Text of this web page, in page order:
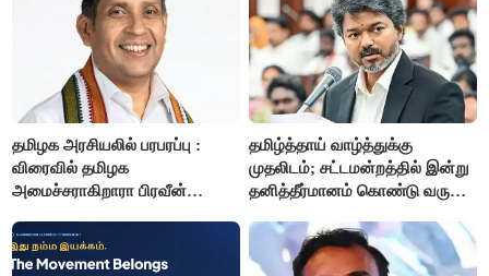
தமிழக அரசியலில் பரபரப்பு :
விரைவில் தமிழக
அமைச்சராகிறாரா பிரவீன்
தமிழ்த்தாய் வாழ்த்துக்கு
முதலிடம்; சட்டமன்றத்தில் இன்று
தனித்தீர்மானம் கொண்டு வரும்